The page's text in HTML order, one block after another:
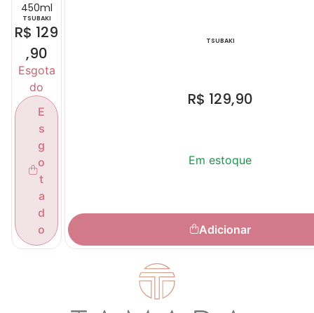
450ml
TSUBAKI
R$ 129
,90
Esgota
do
E
s
g
o
t
a
d
o
TSUBAKI
R$ 129,90
Em estoque
Adicionar